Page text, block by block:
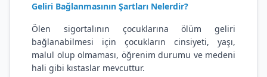
Geliri Bağlanmasının Şartları Nelerdir?
Ölen sigortalının çocuklarına ölüm geliri
bağlanabilmesi için çocukların cinsiyeti, yaşı,
malul olup olmaması, öğrenim durumu ve medeni
hali gibi kıstaslar mevcuttur.